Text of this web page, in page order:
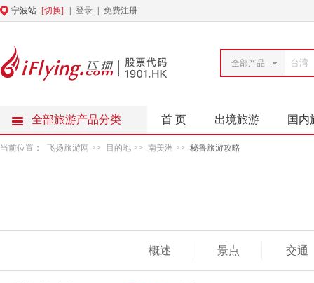
宁波站 [切换] 登录 免费注册
全部产品
全部旅游产品分类 首 页 出境旅游 国内
当前位置： 飞扬旅游网 >> 目的地 >> 南美洲 >> 秘鲁旅游攻略
概述 景点 交通